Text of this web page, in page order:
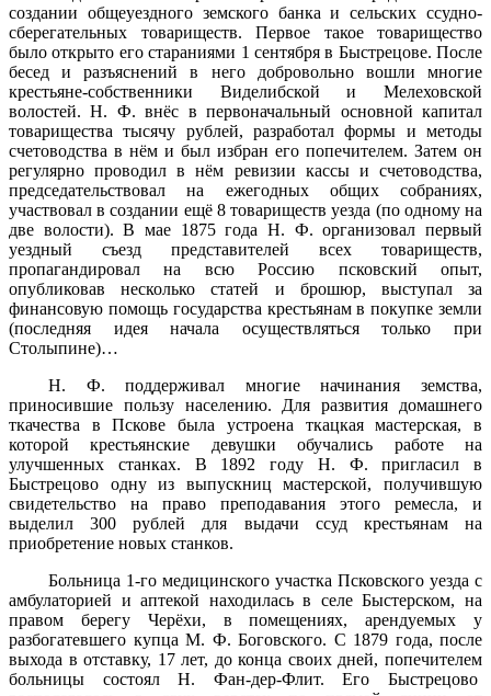
создании общеуездного земского банка и сельских ссудно-
сберегательных товариществ. Первое такое товарищество
было открыто его стараниями 1 сентября в Быстрецове. После
бесед и разъяснений в него добровольно вошли многие
крестьяне-собственники Виделибской и Мелеховской
волостей. Н. Ф. внёс в первоначальный основной капитал
товарищества тысячу рублей, разработал формы и методы
счетоводства в нём и был избран его попечителем. Затем он
регулярно проводил в нём ревизии кассы и счетоводства,
председательствовал на ежегодных общих собраниях,
участвовал в создании ещё 8 товариществ уезда (по одному на
две волости). В мае 1875 года Н. Ф. организовал первый
уездный съезд представителей всех товариществ,
пропагандировал на всю Россию псковский опыт,
опубликовав несколько статей и брошюр, выступал за
финансовую помощь государства крестьянам в покупке земли
(последняя идея начала осуществляться только при
Столыпине)…
Н. Ф. поддерживал многие начинания земства,
приносившие пользу населению. Для развития домашнего
ткачества в Пскове была устроена ткацкая мастерская, в
которой крестьянские девушки обучались работе на
улучшенных станках. В 1892 году Н. Ф. пригласил в
Быстрецово одну из выпускниц мастерской, получившую
свидетельство на право преподавания этого ремесла, и
выделил 300 рублей для выдачи ссуд крестьянам на
приобретение новых станков.
Больница 1-го медицинского участка Псковского уезда с
амбулаторией и аптекой находилась в селе Быстерском, на
правом берегу Черёхи, в помещениях, арендуемых у
разбогатевшего купца М. Ф. Боговского. С 1879 года, после
выхода в отставку, 17 лет, до конца своих дней, попечителем
больницы состоял Н. Фан-дер-Флит. Его Быстрецово